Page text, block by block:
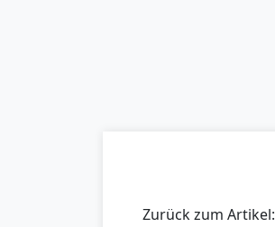
Zurück zum Artikel: